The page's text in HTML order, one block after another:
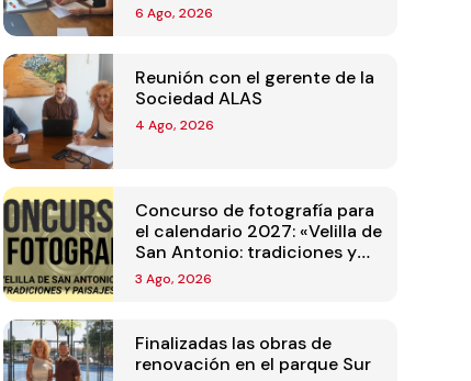
6 Ago, 2026
Reunión con el gerente de la
Sociedad ALAS
4 Ago, 2026
Concurso de fotografía para
el calendario 2027: «Velilla de
San Antonio: tradiciones y
paisajes»
3 Ago, 2026
Finalizadas las obras de
renovación en el parque Sur